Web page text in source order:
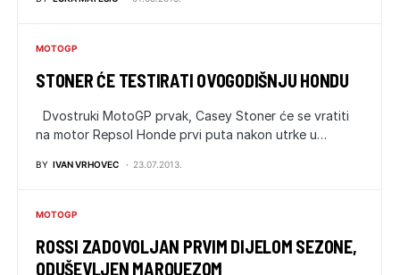
MOTOGP
STONER ĆE TESTIRATI OVOGODIŠNJU HONDU
Dvostruki MotoGP prvak, Casey Stoner će se vratiti
na motor Repsol Honde prvi puta nakon utrke u…
BY IVAN VRHOVEC 23.07.2013.
MOTOGP
ROSSI ZADOVOLJAN PRVIM DIJELOM SEZONE,
ODUŠEVLJEN MARQUEZOM